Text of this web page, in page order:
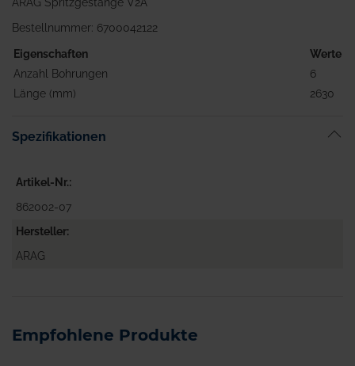
ARAG Spritzgestänge V2A
Bestellnummer: 6700042122
Eigenschaften
Werte
Anzahl Bohrungen
6
Länge (mm)
2630
Spezifikationen
Artikel-Nr.
862002-07
Hersteller
ARAG
Empfohlene Produkte